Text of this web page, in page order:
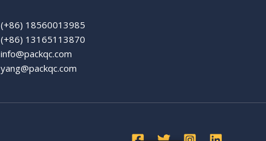
(+86) 18560013985
(+86) 13165113870
info@packqc.com
yang@packqc.com